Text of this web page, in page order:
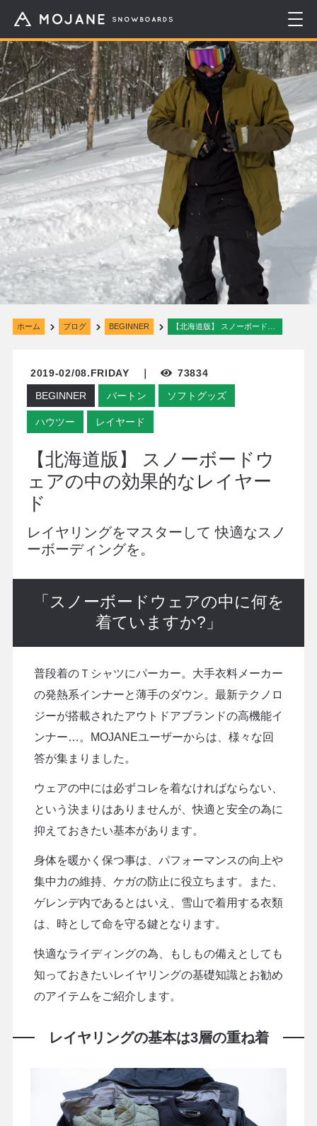
ホーム ブログ BEGINNER
2019-02/08.FRIDAY ｜ 73834
BEGINNER バートン ソフトグッズ
ハウツー レイヤード
【北海道版】 スノーボードウ
ェアの中の効果的なレイヤー
ド
レイヤリングをマスターして 快適なスノ
ーボーディングを。
「スノーボードウェアの中に何を
着ていますか?」
普段着のＴシャツにパーカー。大手衣料メーカー
の発熱系インナーと薄手のダウン。最新テクノロ
ジーが搭載されたアウトドアブランドの高機能イ
ンナー…。MOJANEユーザーからは、様々な回
答が集まりました。
ウェアの中には必ずコレを着なければならない、
という決まりはありませんが、快適と安全の為に
抑えておきたい基本があります。
身体を暖かく保つ事は、パフォーマンスの向上や
集中力の維持、ケガの防止に役立ちます。また、
ゲレンデ内であるとはいえ、雪山で着用する衣類
は、時として命を守る鍵となります。
快適なライディングの為、もしもの備えとしても
知っておきたいレイヤリングの基礎知識とお勧め
のアイテムをご紹介します。
レイヤリングの基本は3層の重ね着